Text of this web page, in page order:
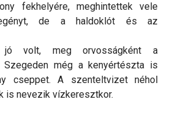
fekhelyére, meghintettek vele
de a haldoklót és az
volt, meg orvosságként a
Szegeden még a kenyértészta is
cseppet. A szenteltvizet néhol
is nevezik vízkeresztkor.